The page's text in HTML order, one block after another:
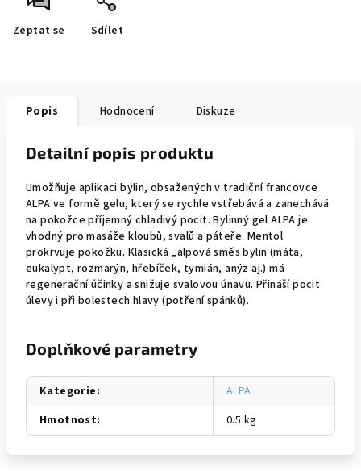
Zeptat se Sdílet
Popis Hodnocení Diskuze
Detailní popis produktu
Umožňuje aplikaci bylin, obsažených v tradiční francovce
ALPA ve formě gelu, který se rychle vstřebává a zanechává
na pokožce příjemný chladivý pocit. Bylinný gel ALPA je
vhodný pro masáže kloubů, svalů a páteře. Mentol
prokrvuje pokožku. Klasická „alpová směs bylin (máta,
eukalypt, rozmarýn, hřebíček, tymián, anýz aj.) má
regenerační účinky a snižuje svalovou únavu. Přináší pocit
úlevy i při bolestech hlavy (potření spánků).
Doplňkové parametry
Kategorie:
ALPA
Hmotnost: 0.5 kg